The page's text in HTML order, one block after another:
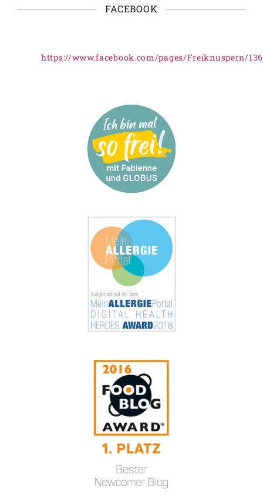
FACEBOOK
https://www.facebook.com/pages/Freiknuspern/